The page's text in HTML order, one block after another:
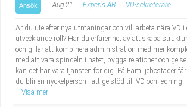
Ansök Aug 21 Experis AB VD-sekreterare
Är du ute efter nya utmaningar och vill arbeta nära VD i
utvecklande roll? Har du erfarenhet av att skapa
och gillar att kombinera administration med mer
med att vara spindeln i nätet, bygga relationer och ge
kan det här vara tjänsten för dig. På Familjebostäder
du blir en nyckelperson i att ge stöd till VD och ledning
Visa mer